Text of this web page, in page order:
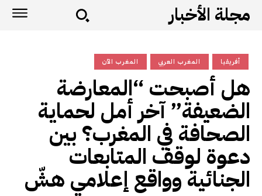
مجلة الأخبار
أفريقيا المغرب العربي المغرب الآن
هل أصبحت “المعارضة
الضعيفة” آخر أمل لحماية
الصحافة في المغرب؟ بين
دعوة لوقف المتابعات
الجنائية وواقع إعلامي هشّ